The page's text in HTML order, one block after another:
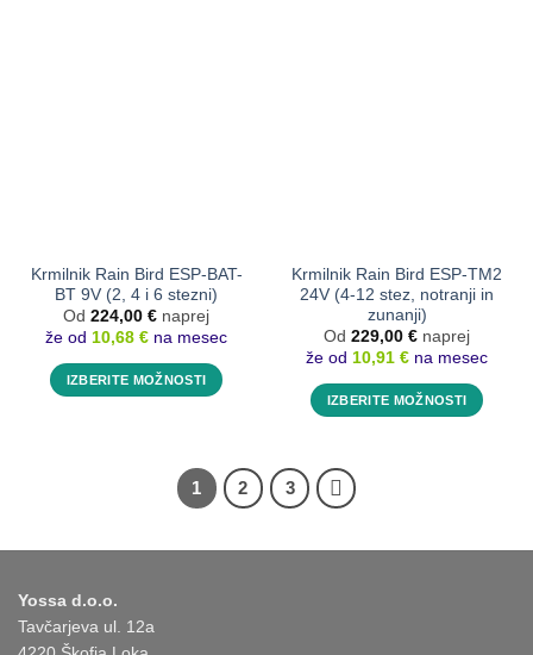
Krmilnik Rain Bird ESP-BAT-
BT 9V (2, 4 i 6 stezni)
Od 224,00 € naprej
že od 10,68 € na mesec
IZBERITE MOŽNOSTI
različic.
strani
Krmilnik Rain Bird ESP-TM2
24V (4-12 stez, notranji in
zunanji)
Od 229,00 € naprej
že od 10,91 € na mesec
IZBERITE MOŽNOSTI
Možnosti
1 2 3
Yossa d.o.o.
Tavčarjeva ul. 12a